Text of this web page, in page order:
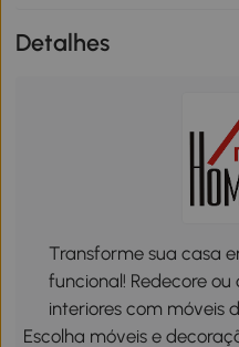
Detalhes
Transforme sua casa
funcional! Redecore
interiores com móveis
Escolha móveis e